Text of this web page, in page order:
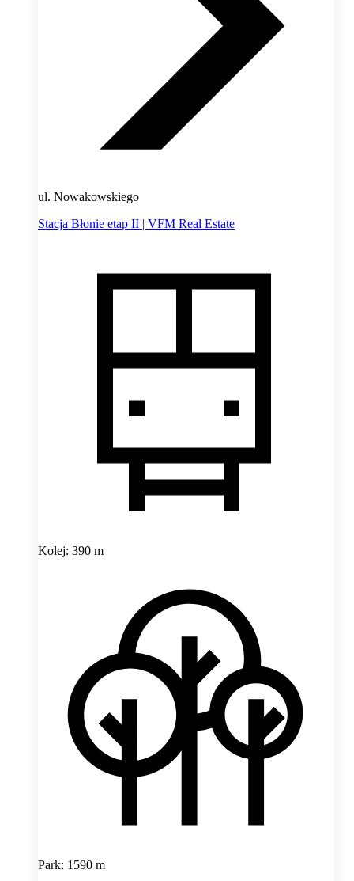
ul. Nowakowskiego
Stacja Błonie etap II | VFM Real Estate
Kolej: 390 m
Park: 1590 m